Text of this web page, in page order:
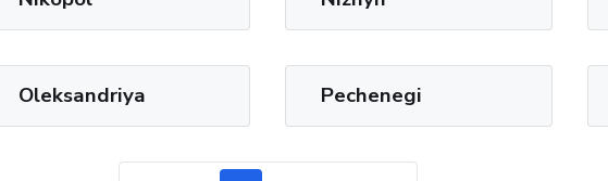
Oleksandriya Pechenegi